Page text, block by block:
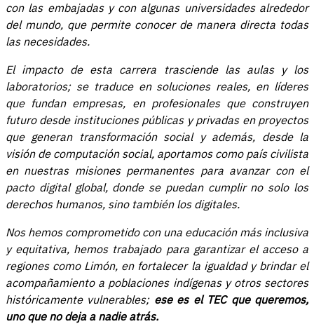
con las embajadas y con algunas universidades alrededor
del mundo, que permite conocer de manera directa todas
las necesidades.
El impacto de esta carrera trasciende las aulas y los
laboratorios; se traduce en soluciones reales, en líderes
que fundan empresas, en profesionales que construyen
futuro desde instituciones públicas y privadas en proyectos
que generan transformación social y además, desde la
visión de computación social, aportamos como país civilista
en nuestras misiones permanentes para avanzar con el
pacto digital global, donde se puedan cumplir no solo los
derechos humanos, sino también los digitales.
Nos hemos comprometido con una educación más inclusiva
y equitativa, hemos trabajado para garantizar el acceso a
regiones como Limón, en fortalecer la igualdad y brindar el
acompañamiento a poblaciones indígenas y otros sectores
históricamente vulnerables; ese es el TEC que queremos,
uno que no deja a nadie atrás.